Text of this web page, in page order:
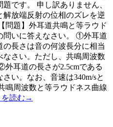
です。 申し訳ありません、
放端反射の位相のズレを逆
問題】外耳道共鳴と等ラウド
問いに答えなさい。 ①外耳道
長さは音の何波長分に相当
さい。ただし、共鳴周波数
耳道の長さが2.5cmである
い。なお、音速は340m/sと
鳴周波数と等ラウドネス曲線
を読む→